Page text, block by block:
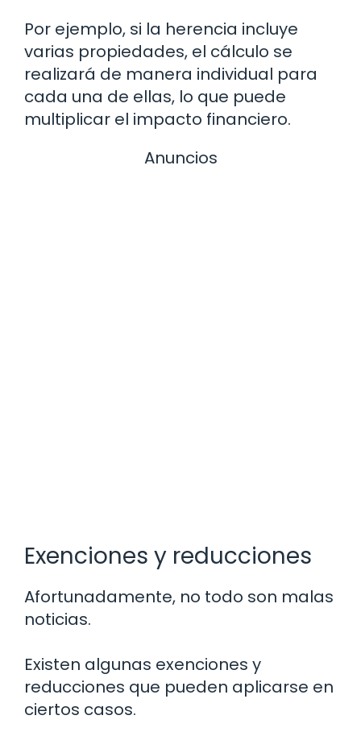
Por ejemplo, si la herencia incluye
varias propiedades, el cálculo se
realizará de manera individual para
cada una de ellas, lo que puede
multiplicar el impacto financiero.
Anuncios
Exenciones y reducciones
Afortunadamente, no todo son malas
noticias.
Existen algunas exenciones y
reducciones que pueden aplicarse en
ciertos casos.